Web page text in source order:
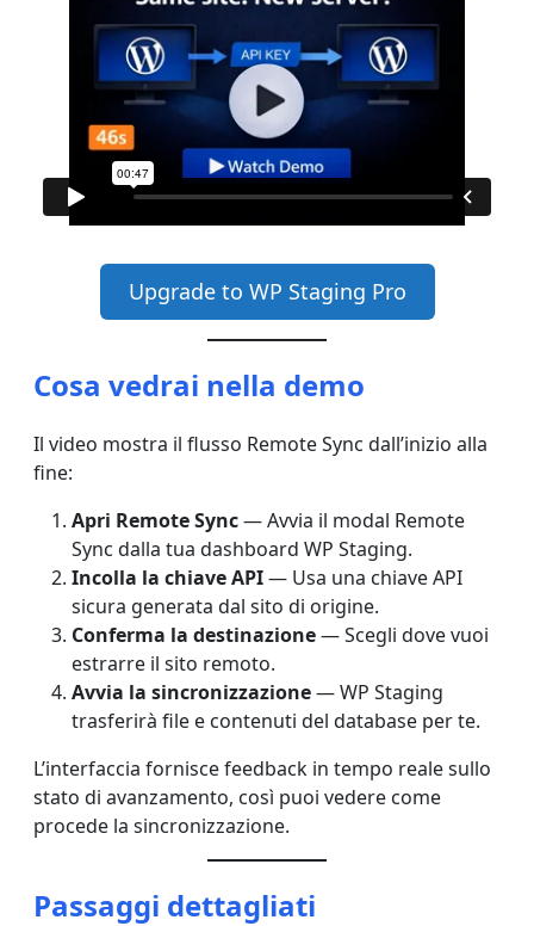
Upgrade to WP Staging Pro
Cosa vedrai nella demo
Il video mostra il flusso Remote Sync dall’inizio alla
fine:
Apri Remote Sync— Avvia il modal Remote
Sync dalla tua dashboard WP Staging.
Incolla la chiave API— Usa una chiave API
sicura generata dal sito di origine.
Conferma la destinazione— Scegli dove vuoi
estrarre il sito remoto.
Avvia la sincronizzazione— WP Staging
trasferirà file e contenuti del database per te.
L’interfaccia fornisce feedback in tempo reale sullo
stato di avanzamento, così puoi vedere come
procede la sincronizzazione.
Passaggi dettagliati